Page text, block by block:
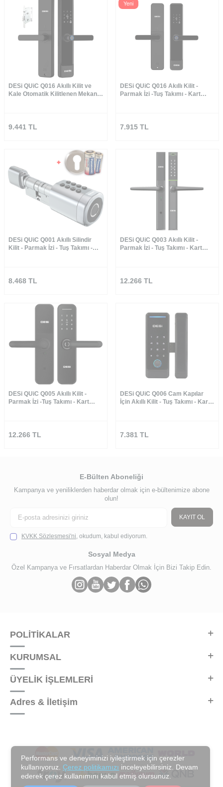
Performans ve deneyiminizi iyileştirmek için çerezler
kullanıyoruz. Çerez politikamızı inceleyebilirsiniz. Devam
ederek çerez kullanımını kabul etmiş olursunuz.
DESi QUiC Q016 Akıllı Kilit ve
Kale Otomatik Kilitlenen Mekanik
9.441 TL
Yeni
DESi QUiC Q016 Akıllı Kilit -
Parmak İzi -Tuş Takımı - Kart
7.915 TL
DESi QUiC Q001 Akıllı Silindir
Kilit - Parmak İzi - Tuş Takımı -
8.468 TL
DESi QUiC Q003 Akıllı Kilit -
Parmak İzi - Tuş Takımı - Kart
12.266 TL
DESi QUiC Q005 Akıllı Kilit -
Parmak İzi -Tuş Takımı - Kart
12.266 TL
DESi QUiC Q006 Cam Kapılar
İçin Akıllı Kilit - Tuş Takımı - Kart
7.381 TL
E-Bülten Aboneliği
Kampanya ve yeniliklerden haberdar olmak için e-bültenimize abone
olun!
KAYIT OL
KVKK Sözleşmesi'ni , okudum, kabul ediyorum.
Sosyal Medya
Özel Kampanya ve Fırsatlardan Haberdar Olmak İçin Bizi Takip Edin.
POLİTİKALAR
KURUMSAL
ÜYELİK İŞLEMLERİ
Adres & İletişim